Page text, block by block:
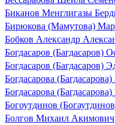
Биканов Менглигазы
Бирюкова (Мамутова)
Бобков Александр
Богдасаров (Багдасаров)
Богдасаров (Багдасаров)
Богдасарова
Богдасарова (Багдасарова)
Богоутдинов
Болгов Михаил Акимович